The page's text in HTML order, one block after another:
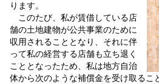
ります。
このたび、私が賃借している店
舗の土地建物が公共事業のために
収用されることとなり、それに伴
って私の経営する店舗も立ち退く
こととなったため、私は地方自治
体から次のような補償金を受け取るこ